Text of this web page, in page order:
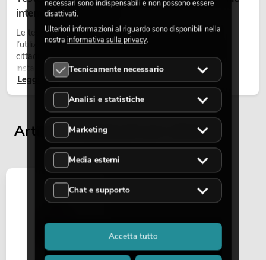
intemperie per eventi
Le teste mobili outdoor sono proiettori motorizzati per
l’utilizzo all’aperto. Vengono impiegate in festival, feste
cittadine, concerti open-air, allestimenti architetturali e
installazioni temporanee all’esterno.
Leggi ora
Articoli visualizzati per ultimi
necessari sono indispensabili e non possono essere
disattivati.
Ulteriori informazioni al riguardo sono disponibili nella
nostra informativa sulla privacy.
Tecnicamente necessario
Analisi e statistiche
Marketing
Media esterni
Chat e supporto
Accetta tutto